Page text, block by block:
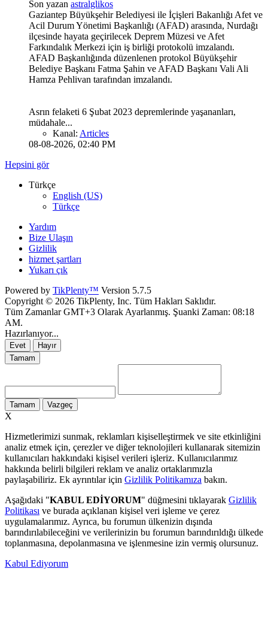
Son yazan astralglikos
Gaziantep Büyükşehir Belediyesi ile İçişleri Bakanlığı Afet ve
Acil Durum Yönetimi Başkanlığı (AFAD) arasında, Nurdağı
ilçesinde hayata geçirilecek Deprem Müzesi ve Afet
Farkındalık Merkezi için iş birliği protokolü imzalandı.
AFAD Başkanlığında düzenlenen protokol Büyükşehir
Belediye Başkanı Fatma Şahin ve AFAD Başkanı Vali Ali
Hamza Pehlivan tarafından imzalandı.
Asrın felaketi 6 Şubat 2023 depremlerinde yaşananları,
müdahale...
Kanal: Articles
08-08-2026, 02:40 PM
Hepsini gör
Türkçe
English (US)
Türkçe
Yardım
Bize Ulaşın
Gizlilik
hizmet şartları
Yukarı çık
Powered by TikPlenty™ Version 5.7.5
Copyright © 2026 TikPlenty, Inc. Tüm Hakları Saklıdır.
Tüm Zamanlar GMT+3 Olarak Ayarlanmış. Şuanki Zaman: 08:18
AM.
Hazırlanıyor...
Evet
Hayır
Tamam
Tamam Vazgeç
X
Hizmetlerimizi sunmak, reklamları kişiselleştirmek ve site etkinliğini
analiz etmek için, çerezler ve diğer teknolojileri kullanarak sitemizin
kullanıcıları hakkındaki kişisel verileri işleriz. Kullanıcılarımız
hakkında belirli bilgileri reklam ve analiz ortaklarımızla
paylaşabiliriz. Ek ayrıntılar için Gizlilik Politikamıza bakın.
Aşağıdaki "KABUL EDİYORUM" düğmesini tıklayarak Gizlilik
Politikası ve burada açıklanan kişisel veri işleme ve çerez
uygulamalarımız. Ayrıca, bu forumun ülkenizin dışında
barındırılabileceğini ve verilerinizin bu forumun barındırıldığı ülkede
toplanmasına, depolanmasına ve işlenmesine izin vermiş olursunuz.
Kabul Ediyorum